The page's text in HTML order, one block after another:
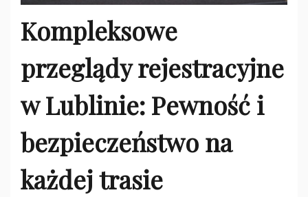
Kompleksowe
przeglądy rejestracyjne
w Lublinie: Pewność i
bezpieczeństwo na
każdej trasie